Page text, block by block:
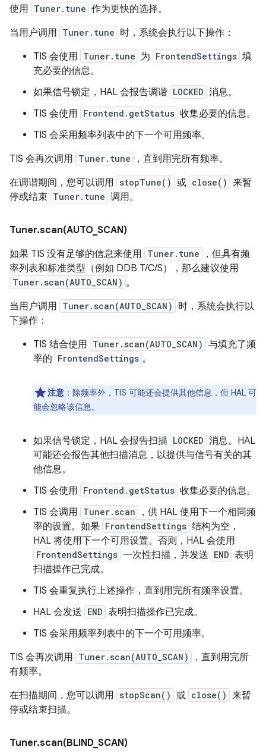
使用 Tuner.tune 作为更快的选择。
当用户调用 Tuner.tune 时，系统会执行以下操作：
TIS 会使用 Tuner.tune 为 FrontendSettings 填
充必要的信息。
如果信号锁定，HAL 会报告调谐 LOCKED 消息。
TIS 会使用 Frontend.getStatus 收集必要的信息。
TIS 会采用频率列表中的下一个可用频率。
TIS 会再次调用 Tuner.tune
，直到用完所有频率。
在调谐期间，您可以调用 stopTune() 或 close() 来暂
停或结束 Tuner.tune 调用。
Tuner.scan(AUTO SCAN)
如果 TIS 没有足够的信息来使用 Tuner.tune
，但具有频
率列表和标准类型（例如 DDB T/C/S），那么建议使用
Tuner.scan(AUTO_SCAN) 。
当用户调用 Tuner.scan(AUTO_SCAN)
时，系统会执行以
下操作：
TIS 结合使用 Tuner.scan(AUTO_SCAN) 与填充了频
率的 FrontendSettings 。
注意 ： 除频率外，TIS 可能还会提供其他信息，但 HAL 可
能会忽略该信息。
如果信号锁定，HAL 会报告扫描 LOCKED 消息。HAL
可能还会报告其他扫描消息，以提供与信号有关的其
他信息。
TIS 会使用 Frontend.getStatus 收集必要的信息。
TIS 会调用 Tuner.scan
，供 HAL 使用下一个相同频
率的设置。如果 FrontendSettings 结构为空，
HAL 将使用下一个可用设置。否则，HAL 会使用
FrontendSettings 一次性扫描，并发送 END 表明
扫描操作已完成。
TIS 会重复执行上述操作，直到用完所有频率设置。
HAL 会发送 END 表明扫描操作已完成。
TIS 会采用频率列表中的下一个可用频率。
TIS 会再次调用 Tuner.scan(AUTO_SCAN)
，直到用完所
有频率。
在扫描期间，您可以调用 stopScan() 或 close() 来暂
停或结束扫描。
Tuner.scan(BLIND SCAN)